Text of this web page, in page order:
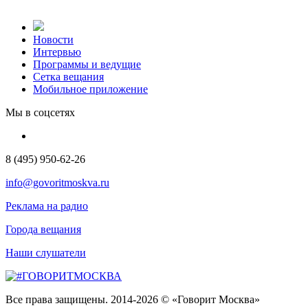
Новости
Интервью
Программы и ведущие
Сетка вещания
Мобильное приложение
Мы в соцсетях
8 (495) 950-62-26
info@govoritmoskva.ru
Реклама на радио
Города вещания
Наши слушатели
Все права защищены. 2014-2026 © «Говорит Москва»